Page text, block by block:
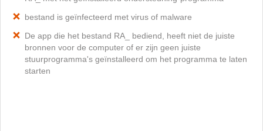
bestand is geïnfecteerd met virus of malware
De app die het bestand RA_ bediend, heeft niet de juiste
bronnen voor de computer of er zijn geen juiste
stuurprogramma's geïnstalleerd om het programma te laten
starten